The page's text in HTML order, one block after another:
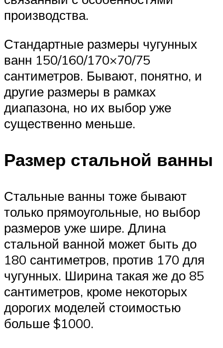
производства.
Стандартные размеры чугунных
ванн 150/160/170×70/75
сантиметров. Бывают, понятно, и
другие размеры в рамках
диапазона, но их выбор уже
существенно меньше.
Размер стальной ванны
Стальные ванны тоже бывают
только прямоугольные, но выбор
размеров уже шире. Длина
стальной ванной может быть до
180 сантиметров, против 170 для
чугунных. Ширина такая же до 85
сантиметров, кроме некоторых
дорогих моделей стоимостью
больше $1000.